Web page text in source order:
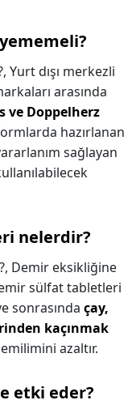
Yurt dışı merkezli
arasında
ve Doppelherz
hazırlanan
sağlayan
nelerdir?
Demir eksikliğine
sülfat tabletleri
sonrasında çay,
kaçınmak
azaltır.
etki eder?